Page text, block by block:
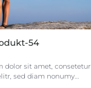
54
dolor sit amet, consetetur
sed diam nonumy...